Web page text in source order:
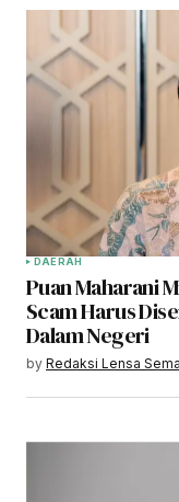
DAERAH
Puan Maharani
Scam Harus
Dalam Negeri
by Redaksi Lensa